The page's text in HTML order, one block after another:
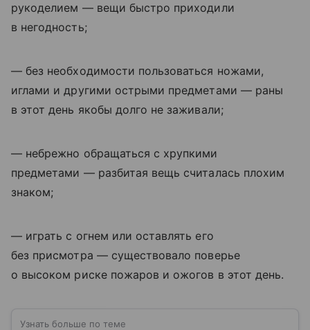
рукоделием — вещи быстро приходили
в негодность;
— без необходимости пользоваться ножами,
иглами и другими острыми предметами — раны
в этот день якобы долго не заживали;
— небрежно обращаться с хрупкими
предметами — разбитая вещь считалась плохим
знаком;
— играть с огнем или оставлять его
без присмотра — существовало поверье
о высоком риске пожаров и ожогов в этот день.
Узнать больше по теме